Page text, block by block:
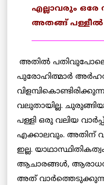
എല്ലാവരും
അതങ്ങ് പള്ളീല്‍
അതില്‍
പുരോഹിത്മാര്‍
വലുതായില്ല.
പള്ളി ഒരു വലിയ
എക്കാലവും. അതിന്
ഇല്ല.
ആചാരങ്ങള്‍,
അത്